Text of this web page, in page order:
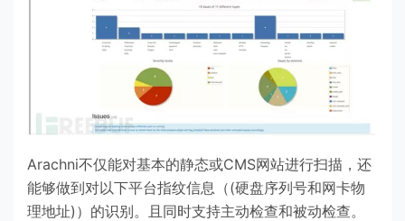
Arachni不仅能对基本的静态或CMS网站进行扫描，还
能够做到对以下平台指纹信息（(硬盘序列号和网卡物
理地址)）的识别。且同时支持主动检查和被动检查。